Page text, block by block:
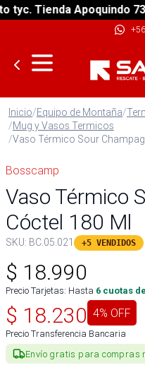
Tienda Apoquindo
Inicio/Equipo de Montaña/
/Mug y Vasos Termicos
/Vaso Térmico Sour
Bosscamp
Vaso Térmico
Cóctel 180 Ml
SKU: BC.05.021 +5 VENDIDOS
$ 18.990
Precio Tarjetas: Hasta 6 cuotas
$ 18.230 4% OFF
Precio Transferencia Bancaria
Envío gratis para compras